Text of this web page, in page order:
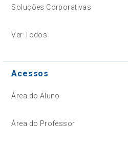
Soluções Corporativas
Ver Todos
Acessos
Área do Aluno
Área do Professor